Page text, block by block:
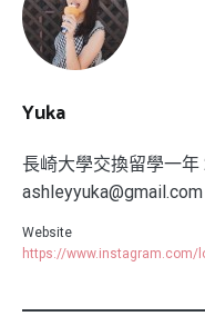
Yuka
長崎大學交換留學一
ashleyyuka@gmail.com
Website
https://www.instagram.com/